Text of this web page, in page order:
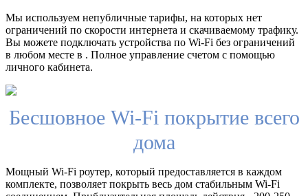
Мы используем непубличные тарифы, на которых нет
ограничений по скорости интернета и скачиваемому трафику.
Вы можете подключать устройства по Wi-Fi без ограничений
в любом месте в . Полное управление счетом с помощью
личного кабинета.
Бесшовное Wi-Fi покрытие всего
дома
Мощный Wi-Fi роутер, который предоставляется в каждом
комплекте, позволяет покрыть весь дом стабильным Wi-Fi